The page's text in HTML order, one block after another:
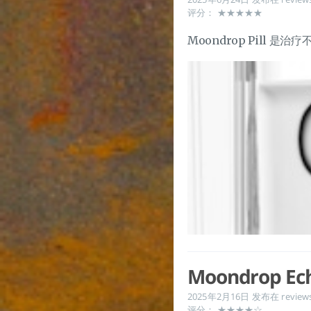
评分： ★★★★★
Moondrop Pill 是治疗
Moondrop
2025年2月16日 发布在